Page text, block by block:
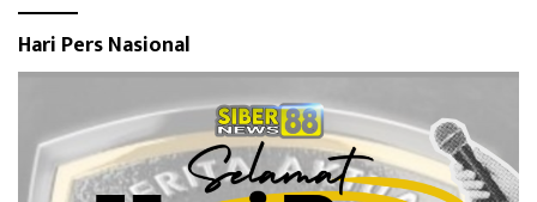
Hari Pers Nasional